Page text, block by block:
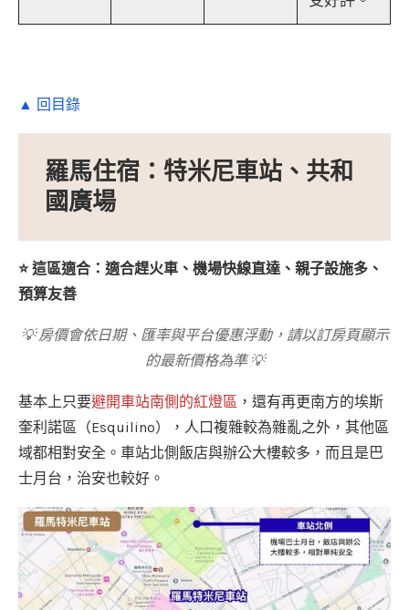
▲ 回目錄
羅馬住宿：特米尼車站、共和
國廣場
⭐ 這區適合：適合趕火車、機場快線直達、親子設施多、
預算友善
💡 房價會依日期、匯率與平台優惠浮動，請以訂房頁顯示
的最新價格為準 💡
基本上只要避開車站南側的紅燈區 ，還有再更南方的埃斯
奎利諾區（Esquilino），人口複雜較為雜亂之外，其他區
域都相對安全。車站北側飯店與辦公大樓較多，而且是巴
士月台，治安也較好。